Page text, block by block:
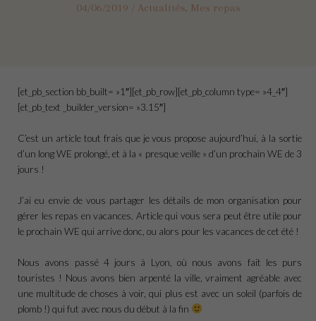
04/06/2019 / Actualités, Mes repas
[et_pb_section bb_built= »1″][et_pb_row][et_pb_column type= »4_4″]
[et_pb_text _builder_version= »3.15″]
C’est un article tout frais que je vous propose aujourd’hui, à la sortie
d’un long WE prolongé, et à la « presque veille » d’un prochain WE de 3
jours !
J’ai eu envie de vous partager les détails de mon organisation pour
gérer les repas en vacances. Article qui vous sera peut être utile pour
le prochain WE qui arrive donc, ou alors pour les vacances de cet été !
Nous avons passé 4 jours à Lyon, où nous avons fait les purs
touristes ! Nous avons bien arpenté la ville, vraiment agréable avec
une multitude de choses à voir, qui plus est avec un soleil (parfois de
plomb !) qui fut avec nous du début à la fin